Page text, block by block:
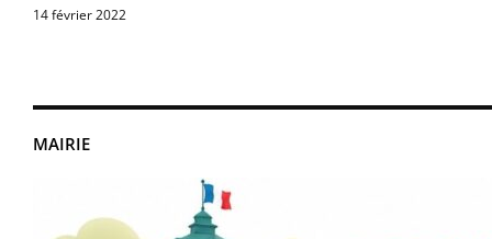
MAIRIE
14 février 2022